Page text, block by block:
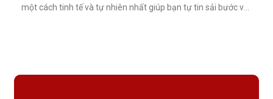
một cách tinh tế và tự nhiên nhất giúp bạn tự tin sải bước với